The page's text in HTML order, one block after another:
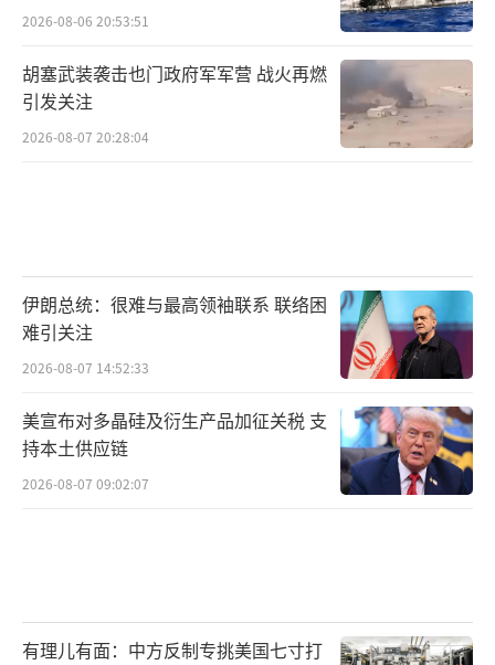
2026-08-06 20:53:51
胡塞武装袭击也门政府军军营 战火再燃
引发关注
2026-08-07 20:28:04
伊朗总统：很难与最高领袖联系 联络困
难引关注
2026-08-07 14:52:33
美宣布对多晶硅及衍生产品加征关税 支
持本土供应链
2026-08-07 09:02:07
有理儿有面：中方反制专挑美国七寸打